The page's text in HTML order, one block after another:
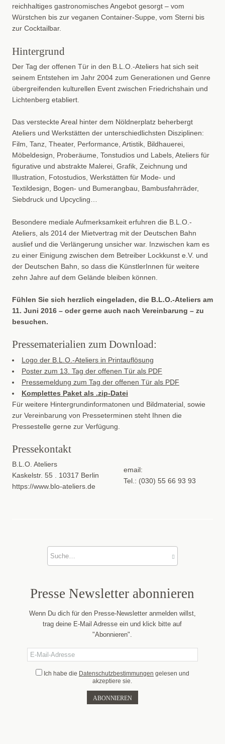
reichhaltiges gastronomisches Angebot gesorgt – vom
Würstchen bis zur veganen Container-Suppe, vom Sterni bis
zur Cocktailbar.
Hintergrund
Der Tag der offenen Tür in den B.L.O.-Ateliers hat sich seit
seinem Entstehen im Jahr 2004 zum Generationen und Genre
übergreifenden kulturellen Event zwischen Friedrichshain und
Lichtenberg etabliert.
Das versteckte Areal hinter dem Nöldnerplatz beherbergt
Ateliers und Werkstätten der unterschiedlichsten Disziplinen:
Film, Tanz, Theater, Performance, Artistik, Bildhauerei,
Möbeldesign, Proberäume, Tonstudios und Labels, Ateliers für
figurative und abstrakte Malerei, Grafik, Zeichnung und
Illustration, Fotostudios, Werkstätten für Mode- und
Textildesign, Bogen- und Bumerangbau, Bambusfahrräder,
Siebdruck und Upcycling…
Besondere mediale Aufmerksamkeit erfuhren die B.L.O.-
Ateliers, als 2014 der Mietvertrag mit der Deutschen Bahn
auslief und die Verlängerung unsicher war. Inzwischen kam es
zu einer Einigung zwischen dem Betreiber Lockkunst e.V. und
der Deutschen Bahn, so dass die KünstlerInnen für weitere
zehn Jahre auf dem Gelände bleiben können.
Fühlen Sie sich herzlich eingeladen, die B.L.O.-Ateliers am
11. Juni 2016 – oder gerne auch nach Vereinbarung – zu
besuchen.
Pressematerialien zum Download:
Logo der B.L.O.-Ateliers in Printauflösung
Poster zum 13. Tag der offenen Tür als PDF
Pressemeldung zum Tag der offenen Tür als PDF
Komplettes Paket als .zip-Datei
Für weitere Hintergrundinformatonen und Bildmaterial, sowie
zur Vereinbarung von Presseterminen steht Ihnen die
Pressestelle gerne zur Verfügung.
Pressekontakt
B.L.O. Ateliers
Kaskelstr. 55 . 10317 Berlin
https://www.blo-ateliers.de
email:
Tel.: (030) 55 66 93 93
Presse News­letter abonnieren
Wenn Du dich für den Presse-Newsletter anmelden willst,
trag deine E-Mail Adresse ein und klick bitte auf
"Abonnieren".
Ich habe die Datenschutzbestimmungen gelesen und
akzeptiere sie.